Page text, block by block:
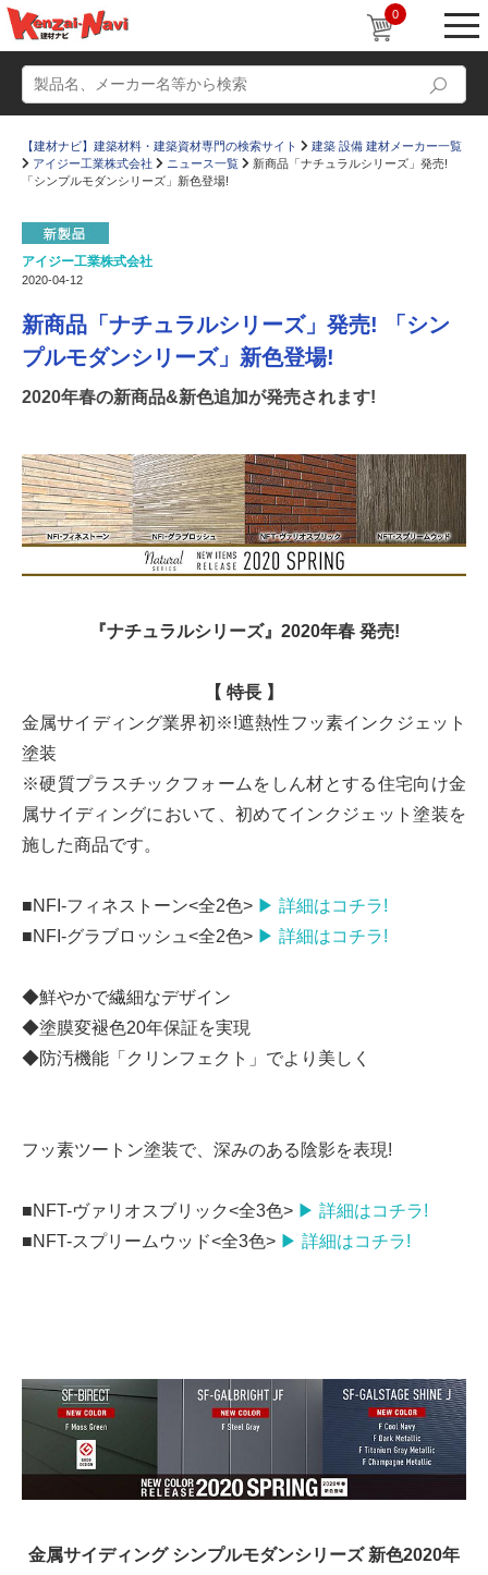
0
動画
かたなび コラム
すまいリング 設計士インタビュー
Q＆A 販売・施工代理店募集
【建材ナビ】建築材料・建築資材専門の検索サイト
建築 設備 建材メーカー一覧
アイジー工業株式会社
ニュース一覧
新商品「ナチュラルシリーズ」発売!
「シンプルモダンシリーズ」新色登場!
アイジー工業株式会社
2020-04-12
新商品「ナチュラルシリーズ」発売!
「シン
プルモダンシリーズ」新色登場!
2020年春の新商品&新色追加が発売されます!
『ナチュラルシリーズ』2020年春 発売!
【 特長 】
金属サイディング業界初※!遮熱性フッ素インクジェット
塗装
※硬質プラスチックフォームをしん材とする住宅向け金
属サイディングにおいて、初めてインクジェット塗装を
施した商品です。
■NFI-フィネストーン<全2色> ▶ 詳細はコチラ!
■NFI-グラブロッシュ<全2色> ▶ 詳細はコチラ!
◆鮮やかで繊細なデザイン
◆塗膜変褪色20年保証を実現
◆防汚機能「クリンフェクト」でより美しく
フッ素ツートン塗装で、深みのある陰影を表現!
■NFT-ヴァリオスブリック<全3色> ▶ 詳細はコチラ!
■NFT-スプリームウッド<全3色> ▶ 詳細はコチラ!
金属サイディング シンプルモダンシリーズ 新色2020年